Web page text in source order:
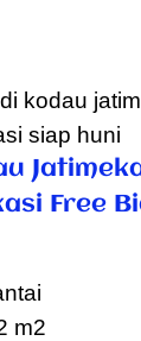
Free
m2